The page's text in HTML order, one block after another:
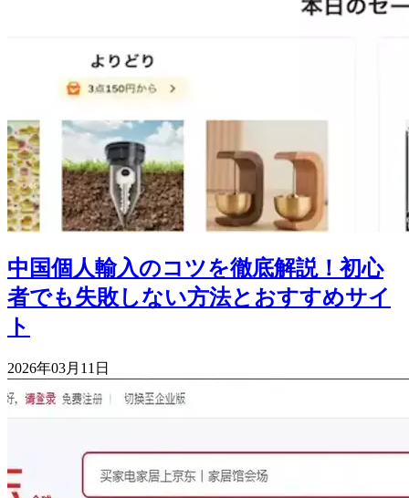
中国個人輸入のコツを徹底解説！初心
者でも失敗しない方法とおすすめサイ
ト
2026年03月11日